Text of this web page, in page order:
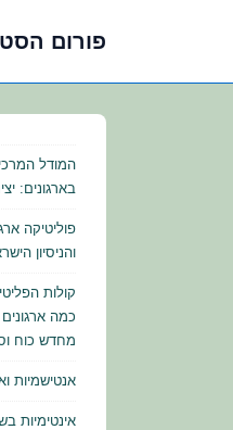
פורום
המודל
בארגונים:
פוליטיקה
והניסיון
קולות
כמה
מחדש כוח
אנטישמיות
אינטימיות